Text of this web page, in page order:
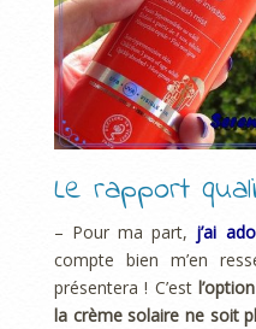
Le rapport
– Pour ma part, j’ai
compte bien m’en
présentera ! C’est
la crème solaire ne soit